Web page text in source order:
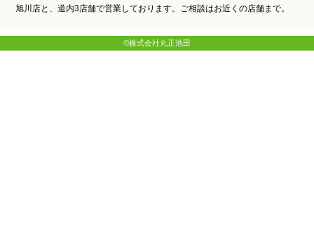
旭川店と、道内3店舗で営業しております。ご相談はお近くの店舗まで。
©株式会社丸正池田